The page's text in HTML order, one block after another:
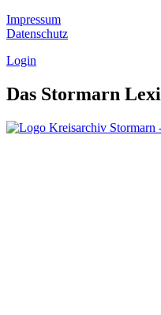
Impressum
Datenschutz
Login
Das Stormarn